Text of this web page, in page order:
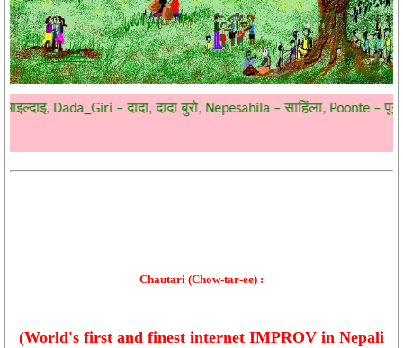
– दादा, दादा बुरो, Nepesahila – साहिंला, Poonte – पून्टे
Chautari (Chow-tar-ee) :
(World's first and finest internet IMPROV in Nepali